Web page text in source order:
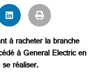
à racheter la branche
à General Electric en
réaliser.